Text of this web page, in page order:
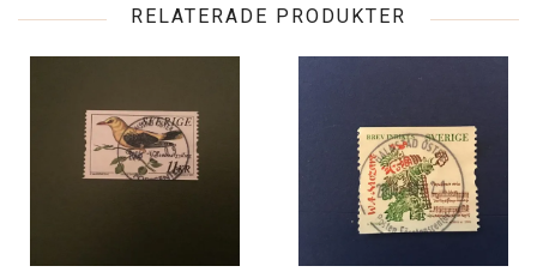
RELATERADE PRODUKTER